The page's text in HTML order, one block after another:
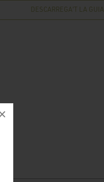
DESCARREGA'T LA GUIA